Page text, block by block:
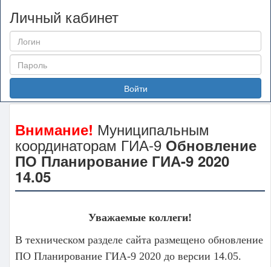
Личный кабинет
Войти
Внимание! Муниципальным
координаторам ГИА-9 Обновление
ПО Планирование ГИА-9 2020
14.05
Уважаемые коллеги!
В техническом разделе сайта размещено обновление
ПО Планирование ГИА-9 2020 до версии 14.05.